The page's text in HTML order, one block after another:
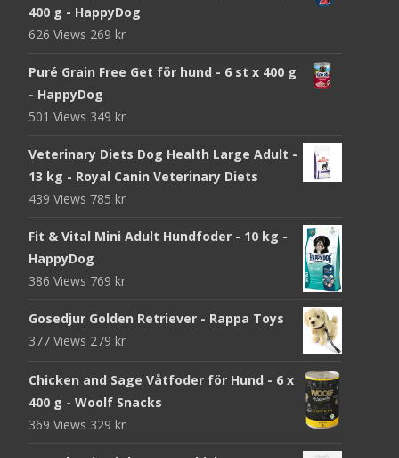
400 g - HappyDog
626 Views 269 kr
Puré Grain Free Get för hund - 6 st x 400 g
- HappyDog
501 Views 349 kr
Veterinary Diets Dog Health Large Adult -
13 kg - Royal Canin Veterinary Diets
439 Views 785 kr
Fit & Vital Mini Adult Hundfoder - 10 kg -
HappyDog
386 Views 769 kr
Gosedjur Golden Retriever - Rappa Toys
377 Views 279 kr
Chicken and Sage Våtfoder för Hund - 6 x
400 g - Woolf Snacks
369 Views 329 kr